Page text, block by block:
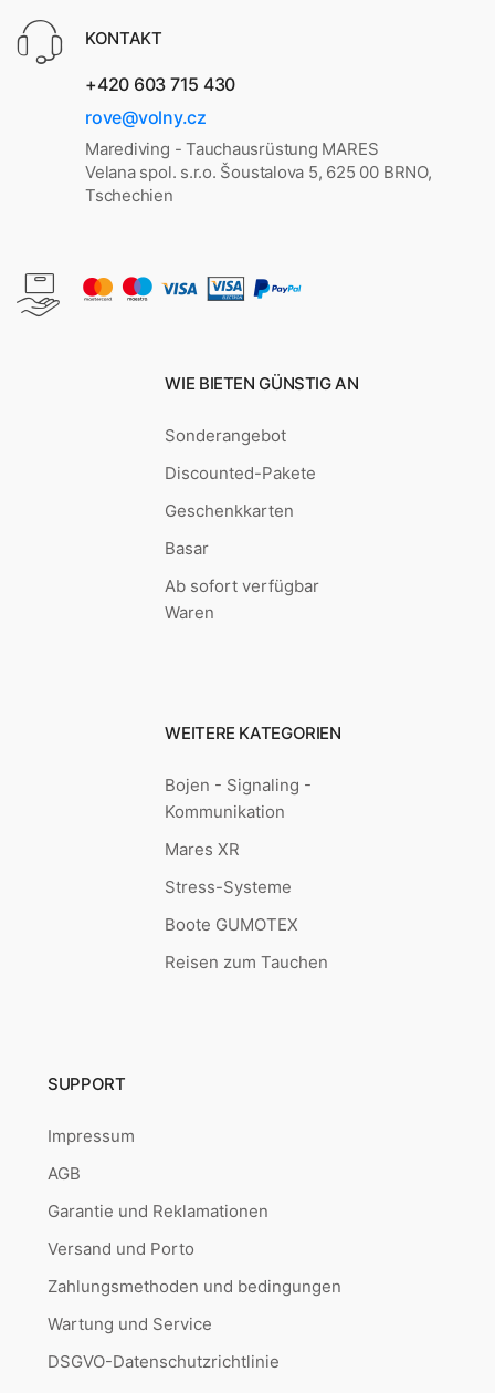
KONTAKT
+420 603 715 430
rove@volny.cz
Marediving - Tauchausrüstung MARES
Velana spol. s.r.o. Šoustalova 5, 625 00 BRNO,
Tschechien
WIE BIETEN GÜNSTIG AN
Sonderangebot
Discounted-Pakete
Geschenkkarten
Basar
Ab sofort verfügbar
Waren
WEITERE KATEGORIEN
Bojen - Signaling -
Kommunikation
Mares XR
Stress-Systeme
Boote GUMOTEX
Reisen zum Tauchen
SUPPORT
Impressum
AGB
Garantie und Reklamationen
Versand und Porto
Zahlungsmethoden und bedingungen
Wartung und Service
DSGVO-Datenschutzrichtlinie